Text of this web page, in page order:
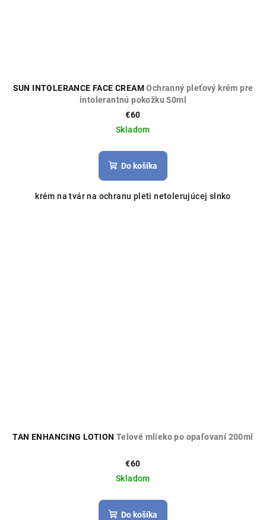
SUN INTOLERANCE FACE CREAMOchranný pleťový krém pre
intolerantnú pokožku 50ml
€60
Skladom
Do košíka
krém na tvár na ochranu pleti netolerujúcej slnko
TAN ENHANCING LOTION Telové mlieko po opaľovaní 200ml
€60
Skladom
Do košíka